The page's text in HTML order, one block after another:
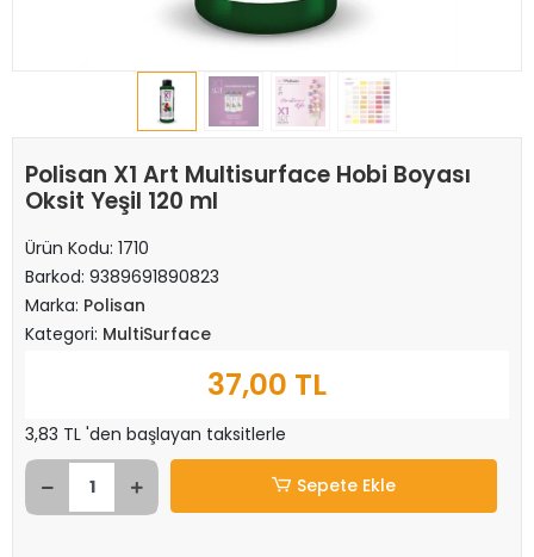
Polisan X1 Art Multisurface Hobi Boyası
Oksit Yeşil 120 ml
Ürün Kodu: 1710
Barkod: 9389691890823
Marka: Polisan
Kategori: MultiSurface
37,00 TL
3,83 TL 'den başlayan taksitlerle
Sepete Ekle